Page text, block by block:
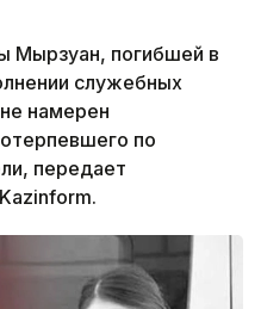
Мырзуан, погибшей в
служебных
намерен
по
передает